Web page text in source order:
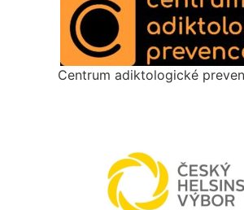
Centrum adiktologické